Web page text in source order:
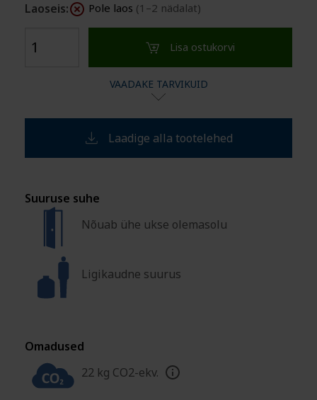
Suuruse suhe
Nõuab ühe ukse olemasolu
Ligikaudne suurus
Omadused
22 kg CO2-ekv.
Laoseis: Pole laos (1–2 nädalat)
Lisa ostukorvi
VAADAKE TARVIKUID
Laadige alla tootelehed